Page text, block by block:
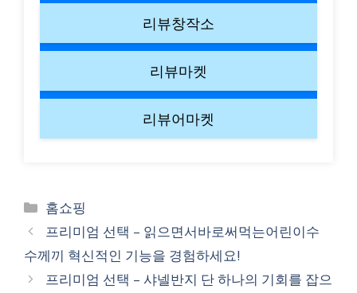
리뷰창작소
리뷰마켓
리뷰어마켓
Categories
홈쇼핑
프리미엄 선택 – 읽으면서바로써먹는어린이수
수께끼 혁신적인 기능을 경험하세요!
프리미엄 선택 – 샤넬반지 단 하나의 기회를 잡으